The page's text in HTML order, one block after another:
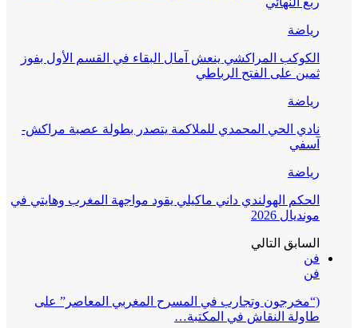
رياضة
الكوكب المراكشي ينعش آمال البقاء في القسم الأول بفوز
ثمين على الفتح الرباطي
رياضة
نادي الحي المحمدي للملاكمة يتصدر بطولة عصبة مراكش-
آسفي
رياضة
الحكم الهولندي داني ماكيلي يقود مواجهة المغرب وهايتي في
مونديال 2026
السابق التالي
فن
فن
(“مخرجون وتجارب في المسرح المغربي المعاصر” على
طاولة النقاش في المكتبة…